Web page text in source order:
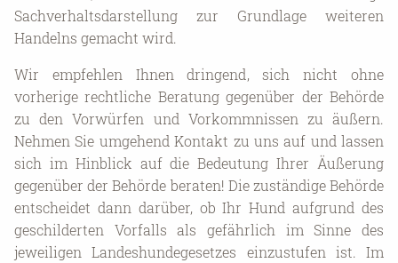
Sachverhaltsdarstellung zur Grundlage weiteren
Handelns gemacht wird.
Wir empfehlen Ihnen dringend, sich nicht ohne
vorherige rechtliche Beratung gegenüber der Behörde
zu den Vorwürfen und Vorkommnissen zu äußern.
Nehmen Sie umgehend Kontakt zu uns auf und lassen
sich im Hinblick auf die Bedeutung Ihrer Äußerung
gegenüber der Behörde beraten! Die zuständige Behörde
entscheidet dann darüber, ob Ihr Hund aufgrund des
geschilderten Vorfalls als gefährlich im Sinne des
jeweiligen Landeshundegesetzes einzustufen ist. Im